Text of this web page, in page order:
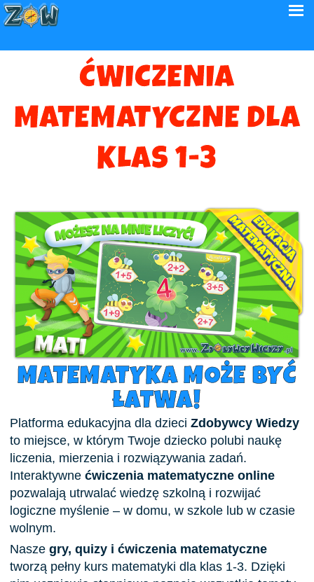
ĆWICZENIA
MATEMATYCZNE DLA
KLAS 1-3
MATEMATYKA MOŻE BYĆ
ŁATWA!
Platforma edukacyjna dla dzieciZdobywcy Wiedzy
to miejsce, w którym Twoje dziecko polubi naukę
liczenia, mierzenia i rozwiązywania zadań.
Interaktywnećwiczenia matematyczne online
pozwalają utrwalać wiedzę szkolną i rozwijać
logiczne myślenie – w domu, w szkole lub w czasie
wolnym.
Naszegry, quizy i ćwiczenia matematyczne
tworzą pełny kurs matematyki dla klas 1-3. Dzięki